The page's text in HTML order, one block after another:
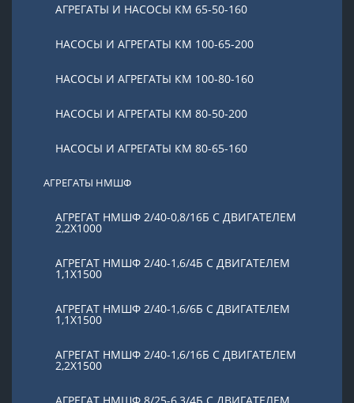
АГРЕГАТЫ И НАСОСЫ КМ 65-50-160
НАСОСЫ И АГРЕГАТЫ КМ 100-65-200
НАСОСЫ И АГРЕГАТЫ КМ 100-80-160
НАСОСЫ И АГРЕГАТЫ КМ 80-50-200
НАСОСЫ И АГРЕГАТЫ КМ 80-65-160
АГРЕГАТЫ НМШФ
АГРЕГАТ НМШФ 2/40-0,8/16Б С ДВИГАТЕЛЕМ
2,2Х1000
АГРЕГАТ НМШФ 2/40-1,6/4Б С ДВИГАТЕЛЕМ
1,1Х1500
АГРЕГАТ НМШФ 2/40-1,6/6Б С ДВИГАТЕЛЕМ
1,1Х1500
АГРЕГАТ НМШФ 2/40-1,6/16Б С ДВИГАТЕЛЕМ
2,2Х1500
АГРЕГАТ НМШФ 8/25-6,3/4Б С ДВИГАТЕЛЕМ